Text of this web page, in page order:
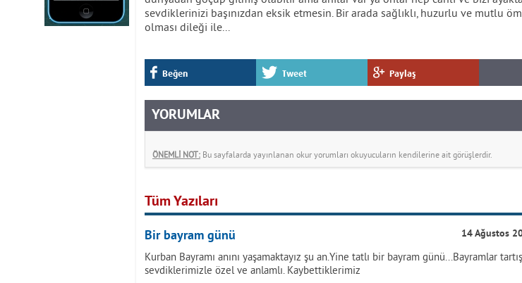
sevdiklerinizi başınızdan eksik etmesin. Bir arada sağlıklı, huzurlu ve mutlu
olması dileği ile...
Beğen Tweet Paylaş
YORUMLAR
ÖNEMLİ NOT: Bu sayfalarda yayınlanan okur yorumları okuyucuların kendilerine ait görüşlerdir.
Tüm Yazıları
Bir bayram günü 14 Ağustos
Kurban Bayramı anını yaşamaktayız şu an.Yine tatlı bir bayram günü...Bayramlar
sevdiklerimizle özel ve anlamlı. Kaybettiklerimiz